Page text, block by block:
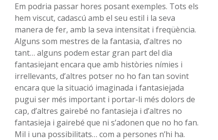
Em podria passar hores posant exemples. Tots els
hem viscut, cadascú amb el seu estil i la seva
manera de fer, amb la seva intensitat i freqüència.
Alguns som mestres de la fantasia, d’altres no
tant… alguns podem estar gran part del dia
fantasiejant encara que amb històries nímies i
irrellevants, d’altres potser no ho fan tan sovint
encara que la situació imaginada i fantasiejada
pugui ser més important i portar-li més dolors de
cap, d’altres gairebé no fantasieja i d’altres no
fantasieja i gairebé que ni s’adonen que no ho fan.
Mil i una possibilitats… com a persones n’hi ha.